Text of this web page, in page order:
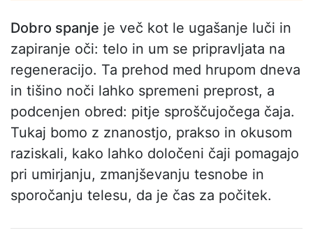
Dobro spanje je več kot le ugašanje luči in
zapiranje oči: telo in um se pripravljata na
regeneracijo. Ta prehod med hrupom dneva
in tišino noči lahko spremeni preprost, a
podcenjen obred: pitje sproščujočega čaja.
Tukaj bomo z znanostjo, prakso in okusom
raziskali, kako lahko določeni čaji pomagajo
pri umirjanju, zmanjševanju tesnobe in
sporočanju telesu, da je čas za počitek.